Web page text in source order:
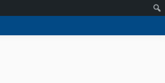
ประกาศขายบ้าน
Log in Register